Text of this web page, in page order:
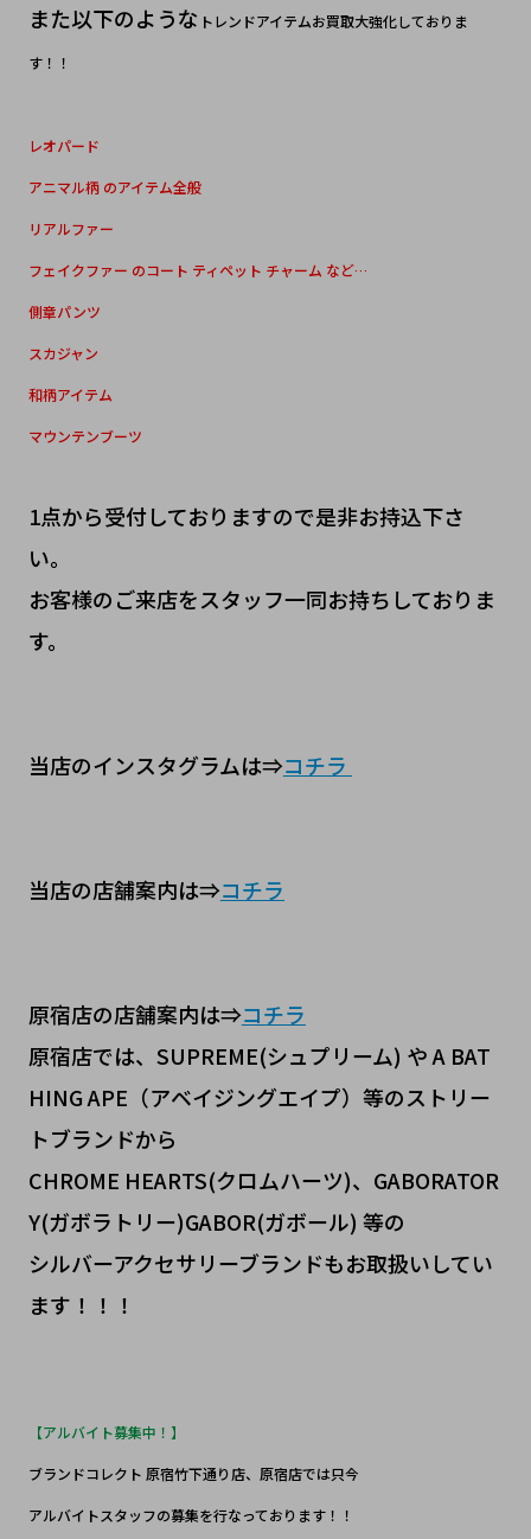
また以下のような トレンドアイテムお買取大強化しておりま
す！！
レオパード
アニマル柄 のアイテム全般
リアルファー
フェイクファー のコート ティペット チャーム など…
側章パンツ
スカジャン
和柄アイテム
マウンテンブーツ
1点から受付しておりますので是非お持込下さ
い。
お客様のご来店をスタッフ一同お持ちしておりま
す。
当店のインスタグラムは⇒コチラ
当店の店舗案内は⇒コチラ
原宿店の店舗案内は⇒コチラ
原宿店では、SUPREME(シュプリーム) や A BAT
HING APE（アベイジングエイプ）等のストリー
トブランドから
CHROME HEARTS(クロムハーツ)、GABORATOR
Y(ガボラトリー)GABOR(ガボール) 等の
シルバーアクセサリーブランドもお取扱いしてい
ます！！！
【アルバイト募集中！】
ブランドコレクト 原宿竹下通り店、原宿店では只今
アルバイトスタッフの募集を行なっております！！